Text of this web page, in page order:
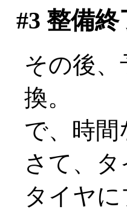
#3 整備終
その後
換。
で、時
さて、
タイヤ